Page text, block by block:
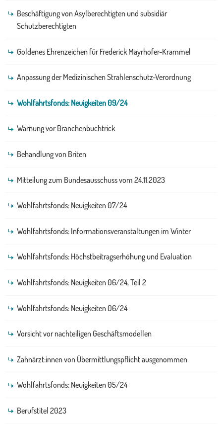
Beschäftigung von Asylberechtigten und subsidiär
Schutzberechtigten
Goldenes Ehrenzeichen für Frederick Mayrhofer-Krammel
Anpassung der Medizinischen Strahlenschutz-Verordnung
Wohlfahrtsfonds: Neuigkeiten 09/24
Warnung vor Branchenbuchtrick
Behandlung von Briten
Mitteilung zum Bundesausschuss vom 24.11.2023
Wohlfahrtsfonds: Neuigkeiten 07/24
Wohlfahrtsfonds: Informationsveranstaltungen im Winter
Wohlfahrtsfonds: Höchstbeitragserhöhung und Evaluation
Wohlfahrtsfonds: Neuigkeiten 06/24, Teil 2
Wohlfahrtsfonds: Neuigkeiten 06/24
Vorsicht vor nachteiligen Geschäftsmodellen
Zahnärzt:innen von Übermittlungspflicht ausgenommen
Wohlfahrtsfonds: Neuigkeiten 05/24
Berufstitel 2023